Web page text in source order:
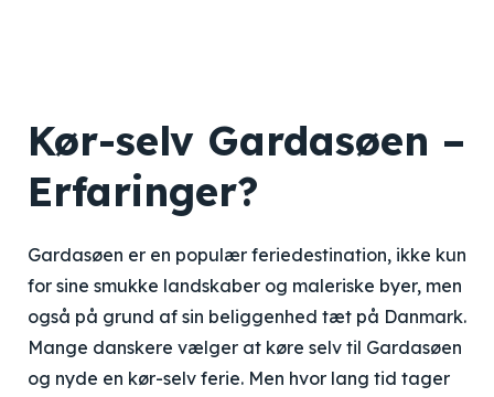
Kør-selv Gardasøen –
Erfaringer?
Gardasøen er en populær feriedestination, ikke kun
for sine smukke landskaber og maleriske byer, men
også på grund af sin beliggenhed tæt på Danmark.
Mange danskere vælger at køre selv til Gardasøen
og nyde en kør-selv ferie. Men hvor lang tid tager